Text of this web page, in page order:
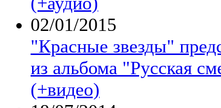
02/01/2015
"Красные звезды"
из альбома "Русская
(+видео)